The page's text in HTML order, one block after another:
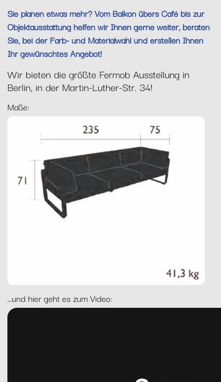
Sie planen etwas mehr? Vom Balkon übers Café bis zur
Objektausstattung helfen wir Ihnen gerne weiter, beraten
Sie, bei der Farb- und Materialwahl und erstellen Ihnen
Ihr gewünschtes Angebot!
Wir bieten die größte Fermob Ausstellung in
Berlin, in der Martin-Luther-Str. 34!
Maße:
...und hier geht es zum Video: